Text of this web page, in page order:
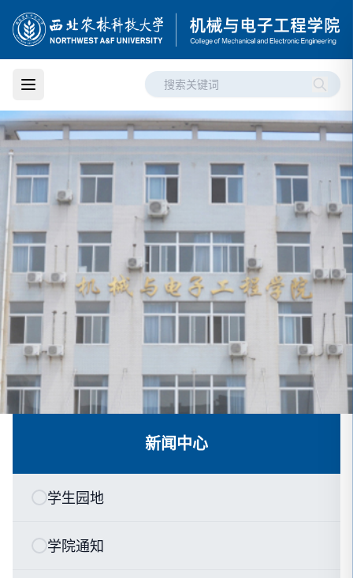
新闻中心
学生园地
学院通知